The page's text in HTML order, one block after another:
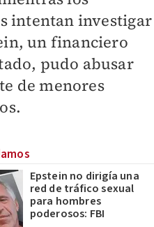
intentan investigar
un financiero
pudo abusar
de menores
Epstein no dirigía una
red de tráfico sexual
para hombres
poderosos: FBI